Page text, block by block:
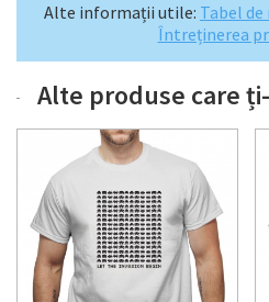
Alte informații utile: Tabel de
Întreținerea
Alte produse care